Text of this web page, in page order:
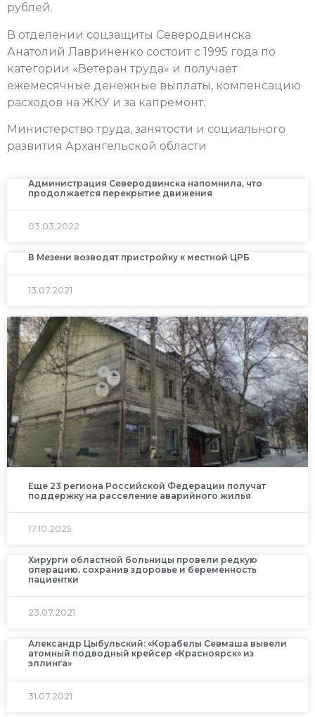
рублей.
В отделении соцзащиты Северодвинска
Анатолий Лавриненко состоит с 1995 года по
категории «Ветеран труда» и получает
ежемесячные денежные выплаты, компенсацию
расходов на ЖКУ и за капремонт.
Министерство труда, занятости и социального
развития Архангельской области
Администрация Северодвинска напомнила, что
продолжается перекрытие движения
03.03.2022
В Мезени возводят пристройку к местной ЦРБ
13.07.2021
Еще 23 региона Российской Федерации получат
поддержку на расселение аварийного жилья
17.10.2025
Хирурги областной больницы провели редкую
операцию, сохранив здоровье и беременность
пациентки
23.07.2021
Александр Цыбульский: «Корабелы Севмаша вывели
атомный подводный крейсер «Красноярск» из
эллинга»
31.07.2021